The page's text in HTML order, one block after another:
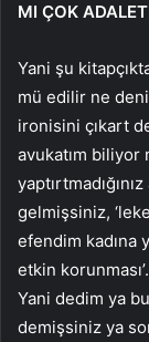
MI ÇOK
Yani şu
mü edilir ne
ironisini çıkart
avukatım biliyor
gelmişsiniz,
efendim kadına
etkin
Yani dedim ya
demişsiniz ya